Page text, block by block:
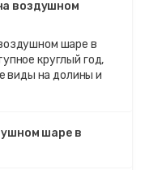
воздушном
шаре в
круглый год,
виды на долины и
шаре в